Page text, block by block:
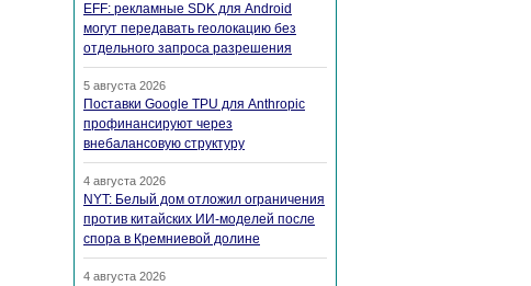
EFF: рекламные SDK для Android
могут передавать геолокацию без
отдельного запроса разрешения
5 августа 2026
Поставки Google TPU для Anthropic
профинансируют через
внебалансовую структуру
4 августа 2026
NYT: Белый дом отложил ограничения
против китайских ИИ-моделей после
спора в Кремниевой долине
4 августа 2026